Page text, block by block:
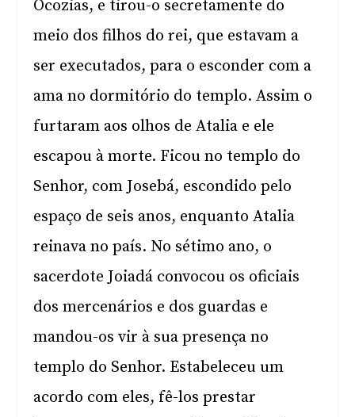
Ocozias, e tirou-o secretamente do
meio dos filhos do rei, que estavam a
ser executados, para o esconder com a
ama no dormitório do templo. Assim o
furtaram aos olhos de Atalia e ele
escapou à morte. Ficou no templo do
Senhor, com Josebá, escondido pelo
espaço de seis anos, enquanto Atalia
reinava no país. No sétimo ano, o
sacerdote Joiadá convocou os oficiais
dos mercenários e dos guardas e
mandou-os vir à sua presença no
templo do Senhor. Estabeleceu um
acordo com eles, fê-los prestar